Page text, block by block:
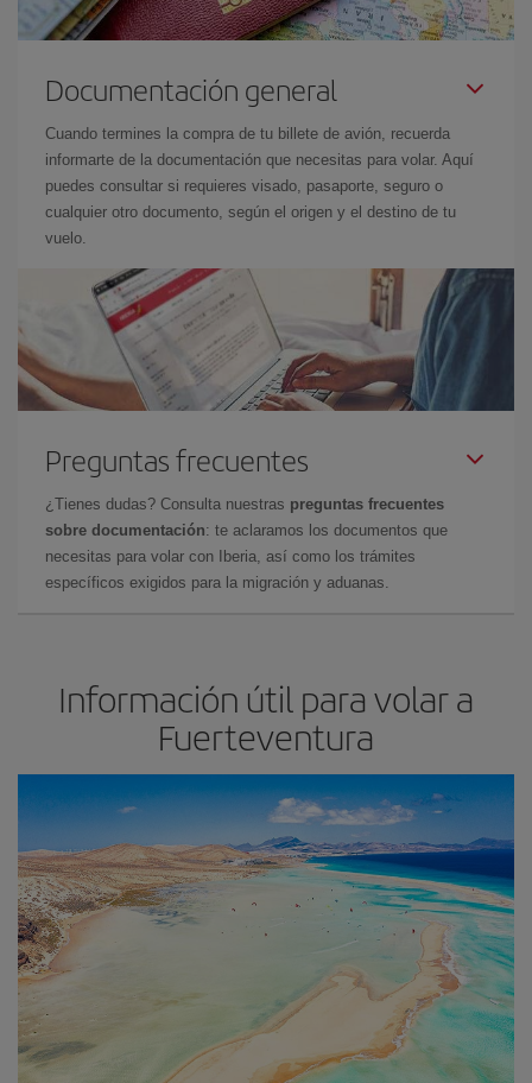
Documentación general
Cuando termines la compra de tu billete de avión, recuerda
informarte de la documentación que necesitas para volar. Aquí
puedes consultar si requieres visado, pasaporte, seguro o
cualquier otro documento, según el origen y el destino de tu
vuelo.
Preguntas frecuentes
¿Tienes dudas? Consulta nuestras preguntas frecuentes
sobre documentación: te aclaramos los documentos que
necesitas para volar con Iberia, así como los trámites
específicos exigidos para la migración y aduanas.
Información útil para volar a
Fuerteventura